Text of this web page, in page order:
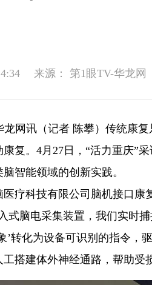
来源： 第1眼TV-华龙网
龙网讯（记者 陈攀）传统康
复。4月27日，“活力重庆”
智能领域的创新实践。
医疗科技有限公司脑机接口
式脑电采集装置，我们实时
’转化为设备可识别的指令，
搭建体外神经通路，帮助受